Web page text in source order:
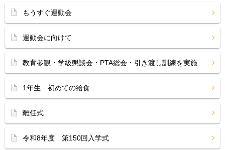
もうすぐ運動会
運動会に向けて
教育参観・学級懇談会・PTA総会・引き渡し訓練を実施
1年生 初めての給食
離任式
令和8年度 第150回入学式